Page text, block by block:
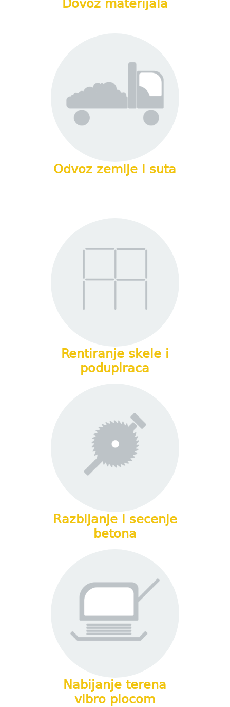
Dovoz materijala
Odvoz zemlje i suta
Rentiranje skele i
podupiraca
Razbijanje i secenje
betona
Nabijanje terena
vibro plocom